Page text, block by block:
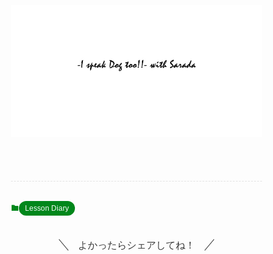
Lesson Diary
よかったらシェアしてね！